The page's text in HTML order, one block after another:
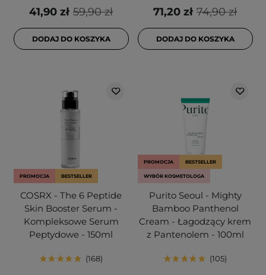
59,90 zł
41,90 zł
DODAJ DO KOSZYKA
74,90 zł
71,20 zł
DODAJ DO KOSZYKA
PROMOCJA BESTSELLER
COSRX - The 6 Peptide
Skin Booster Serum -
Kompleksowe Serum
Peptydowe - 150ml
168
PROMOCJA BESTSELLER
WYBÓR KOSMETOLOGA
Purito Seoul - Mighty
Bamboo Panthenol
Cream - Łagodzący krem
z Pantenolem - 100ml
105